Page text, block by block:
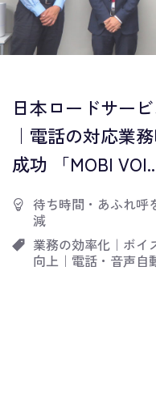
日本ロードサー
｜電話の対応業
成功 「MOBI
待ち時間・あふれ呼
減
業務の効率化｜ ボイ
向上 ｜ 電話・音声自